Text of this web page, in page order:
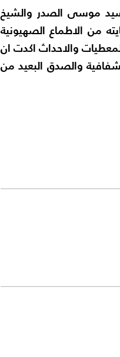
موسى الصدر والشيخ
من الاطماع الصهيونية
والاحداث اكدت ان
والصدق البعيد من